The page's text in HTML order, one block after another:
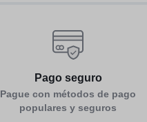
Pago seguro
Pague con métodos de pago
populares y seguros